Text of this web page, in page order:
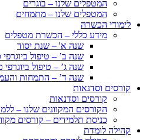
המטפלים שלנו – בוגרים
המטפלים שלנו – מתמחים
לימודי הכשרה
מידע כללי – הכשרת מטפלים
שנה א' – שנת יסוד
שנה ב’ – טיפול
שנה ג’ – טיפול ביוגרפי
שנה ד’ – התמחות
קורסים וסדנאות
קורסים וסדנאות
הקורסים המקוונים שלנו –
כניסת תלמידים – קורסים
קהילה לומדת